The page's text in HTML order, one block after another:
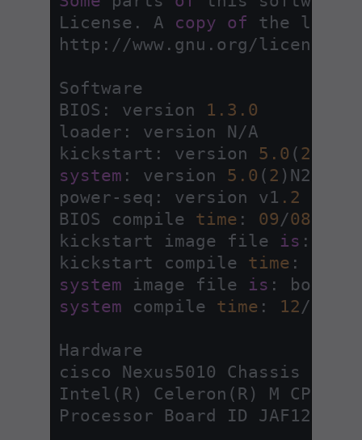
License. A copy of the
http: / /www.gnu.org /licenses
Software
BIOS: version 1.3 .0
loader: version N /A
kickstart: version 5.0 ( 2
system : version 5.0 ( 2 )N2(
power - seq: version v1 .2
BIOS compile time : 09 /08
kickstart image file is :
kickstart compile time :
system image file is :
system compile time : 12 /
Hardware
cisco Nexus5010 Chassis
Intel(R) Celeron(R) M CPU
Processor Board ID